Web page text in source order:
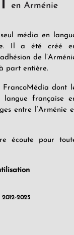
média en
Il a été créé
de
part entière.
dont
française
entre l’Arménie
écoute pour
2025